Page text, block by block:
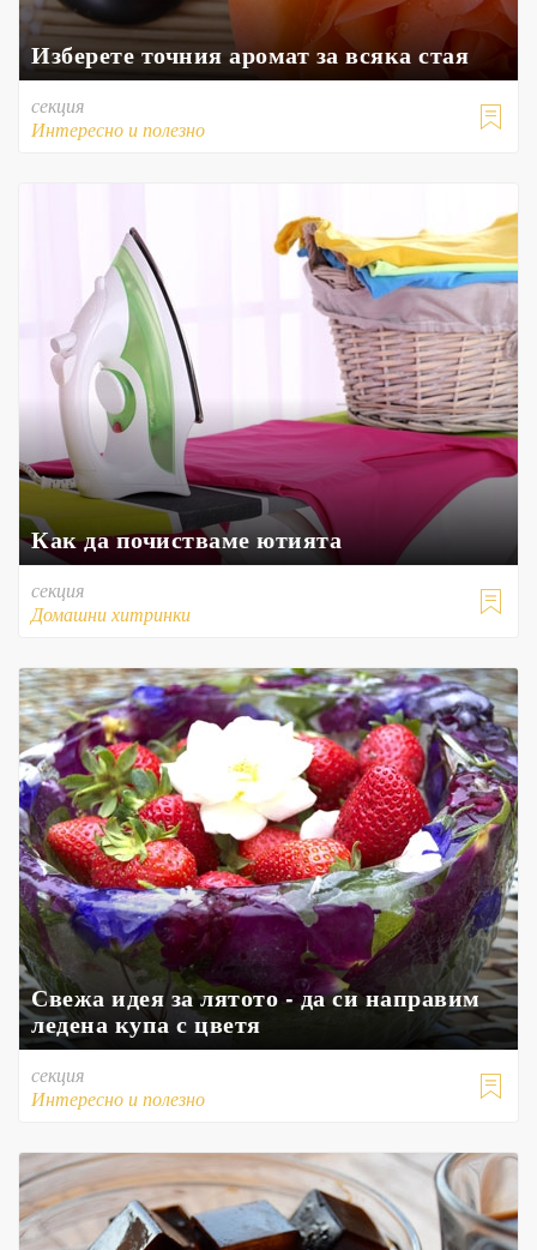
Изберете точния аромат за всяка стая

секция
Интересно и полезно
Как да почистваме ютията

секция
Домашни хитринки
Свежа идея за лятото - да си направим
ледена купа с цветя

секция
Интересно и полезно